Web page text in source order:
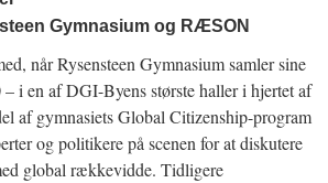
Gymnasium og RÆSON
når Rysensteen Gymnasium samler sine
i en af DGI-Byens største haller i hjertet af
af gymnasiets Global Citizenship-program
og politikere på scenen for at diskutere
global rækkevidde. Tidligere